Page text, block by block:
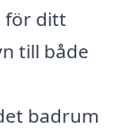
för ditt
till både
badrum